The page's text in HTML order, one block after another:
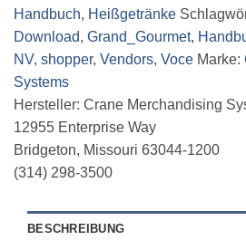
Handbuch, Heißgetränke
Download, Grand_Gourmet,
NV, shopper, Vendors, Voce Marke:
Systems
Hersteller: Crane Merchandising
12955 Enterprise Way
Bridgeton, Missouri 63044-1200
(314) 298-3500
BESCHREIBUNG